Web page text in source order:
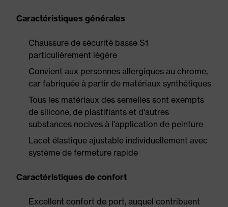
Caractéristiques générales
Chaussure de sécurité basse S1
particulièrement légère
Convient aux personnes allergiques au chrome,
car fabriquée à partir de matériaux synthétiques
Tous les matériaux des semelles sont exempts
de silicone, de plastifiants et d'autres
substances nocives à l'application de peinture
Lacet élastique ajustable individuellement avec
système de fermeture rapide
Caractéristiques de confort
Excellent confort de port, auquel contribuent